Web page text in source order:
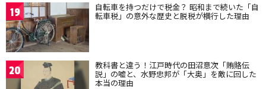
19 自転車を持つだけで税金？ 昭和まで続いた「自
転車税」の意外な歴史と脱税が横行した理由
20 教科書と違う！江戸時代の田沼意次「賄賂伝
説」の嘘と、水野忠邦が「大奥」を敵に回した
本当の理由